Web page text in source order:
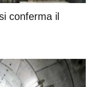
conferma il